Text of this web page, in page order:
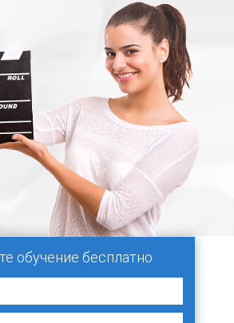
обучение бесплатно